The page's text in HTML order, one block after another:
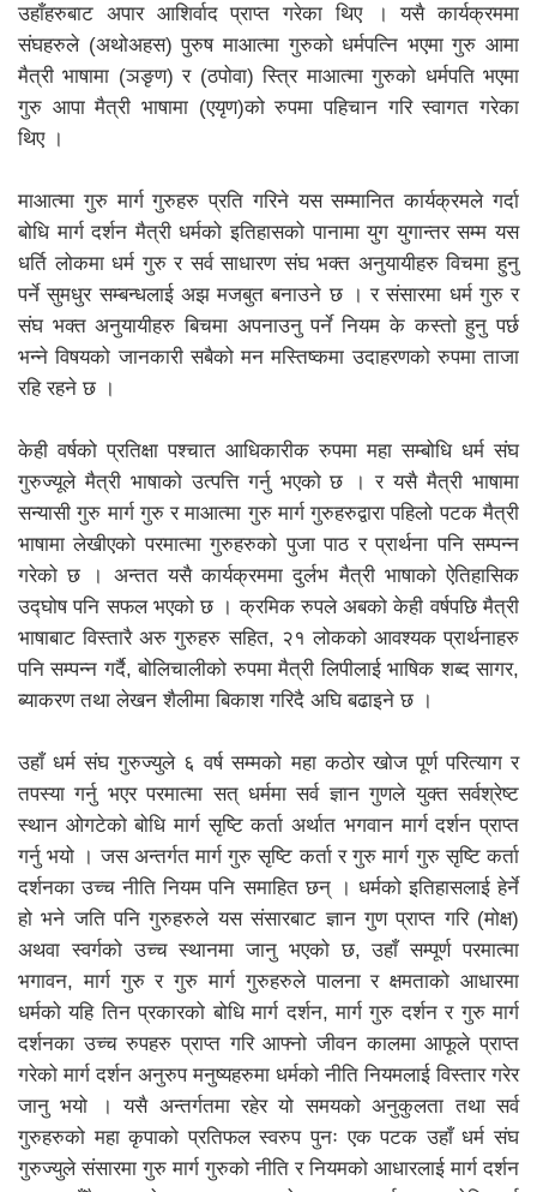
उहाँहरुबाट अपार आशिर्वाद प्राप्त गरेका थिए । यसै कार्यक्रममा
संघहरुले (अथोअहस) पुरुष माआत्मा गुरुको धर्मपत्नि भएमा गुरु आमा
मैत्री भाषामा (ञङृण) र (ठपोवा) स्त्रि माआत्मा गुरुको धर्मपति भएमा
गुरु आपा मैत्री भाषामा (एयृण)को रुपमा पहिचान गरि स्वागत गरेका
थिए ।
माआत्मा गुरु मार्ग गुरुहरु प्रति गरिने यस सम्मानित कार्यक्रमले गर्दा
बोधि मार्ग दर्शन मैत्री धर्मको इतिहासको पानामा युग युगान्तर सम्म यस
धर्ति लोकमा धर्म गुरु र सर्व साधारण संघ भक्त अनुयायीहरु विचमा हुनु
पर्ने सुमधुर सम्बन्धलाई अझ मजबुत बनाउने छ । र संसारमा धर्म गुरु र
संघ भक्त अनुयायीहरु बिचमा अपनाउनु पर्ने नियम के कस्तो हुनु पर्छ
भन्ने विषयको जानकारी सबैको मन मस्तिष्कमा उदाहरणको रुपमा ताजा
रहि रहने छ ।
केही वर्षको प्रतिक्षा पश्चात आधिकारीक रुपमा महा सम्बोधि धर्म संघ
गुरुज्यूले मैत्री भाषाको उत्पत्ति गर्नु भएको छ । र यसै मैत्री भाषामा
सन्यासी गुरु मार्ग गुरु र माआत्मा गुरु मार्ग गुरुहरुद्वारा पहिलो पटक मैत्री
भाषामा लेखीएको परमात्मा गुरुहरुको पुजा पाठ र प्रार्थना पनि सम्पन्न
गरेको छ । अन्तत यसै कार्यक्रममा दुर्लभ मैत्री भाषाको ऐतिहासिक
उद्घोष पनि सफल भएको छ । क्रमिक रुपले अबको केही वर्षपछि मैत्री
भाषाबाट विस्तारै अरु गुरुहरु सहित, २१ लोकको आवश्यक प्रार्थनाहरु
पनि सम्पन्न गर्दै, बोलिचालीको रुपमा मैत्री लिपीलाई भाषिक शब्द सागर,
ब्याकरण तथा लेखन शैलीमा बिकाश गरिदै अघि बढाइने छ ।
उहाँ धर्म संघ गुरुज्युले ६ वर्ष सम्मको महा कठोर खोज पूर्ण परित्याग र
तपस्या गर्नु भएर परमात्मा सत् धर्ममा सर्व ज्ञान गुणले युक्त सर्वश्रेष्ट
स्थान ओगटेको बोधि मार्ग सृष्टि कर्ता अर्थात भगवान मार्ग दर्शन प्राप्त
गर्नु भयो । जस अन्तर्गत मार्ग गुरु सृष्टि कर्ता र गुरु मार्ग गुरु सृष्टि कर्ता
दर्शनका उच्च नीति नियम पनि समाहित छन् । धर्मको इतिहासलाई हेर्ने
हो भने जति पनि गुरुहरुले यस संसारबाट ज्ञान गुण प्राप्त गरि (मोक्ष)
अथवा स्वर्गको उच्च स्थानमा जानु भएको छ, उहाँ सम्पूर्ण परमात्मा
भगावन, मार्ग गुरु र गुरु मार्ग गुरुहरुले पालना र क्षमताको आधारमा
धर्मको यहि तिन प्रकारको बोधि मार्ग दर्शन, मार्ग गुरु दर्शन र गुरु मार्ग
दर्शनका उच्च रुपहरु प्राप्त गरि आफ्नो जीवन कालमा आफूले प्राप्त
गरेको मार्ग दर्शन अनुरुप मनुष्यहरुमा धर्मको नीति नियमलाई विस्तार गरेर
जानु भयो । यसै अन्तर्गतमा रहेर यो समयको अनुकुलता तथा सर्व
गुरुहरुको महा कृपाको प्रतिफल स्वरुप पुनः एक पटक उहाँ धर्म संघ
गुरुज्युले संसारमा गुरु मार्ग गुरुको नीति र नियमको आधारलाई मार्ग दर्शन